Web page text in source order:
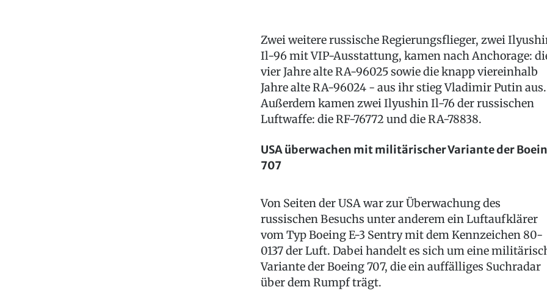
Zwei weitere russische Regierungsflieger, zwei
Il-96 mit VIP-Ausstattung, kamen nach Anchorage:
vier Jahre alte RA-96025 sowie die knapp viereinhalb
Jahre alte RA-96024 - aus ihr stieg Vladimir Putin aus.
Außerdem kamen zwei Ilyushin Il-76 der russischen
Luftwaffe: die RF-76772 und die RA-78838.
USA überwachen mit militärischer Variante der
707
Von Seiten der USA war zur Überwachung des
russischen Besuchs unter anderem ein Luftaufklärer
vom Typ Boeing E-3 Sentry mit dem Kennzeichen 80-
0137 der Luft. Dabei handelt es sich um eine
Variante der Boeing 707, die ein auffälliges Suchradar
über dem Rumpf trägt.